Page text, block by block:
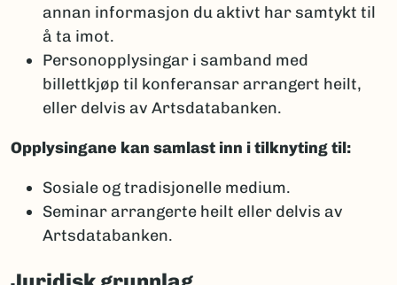
annan informasjon du aktivt har samtykt til
å ta imot.
Personopplysingar i samband med
billettkjøp til konferansar arrangert heilt,
eller delvis av Artsdatabanken.​
Opplysingane kan samlast inn i tilknyting til:
Sosiale og tradisjonelle medium.
Seminar arrangerte heilt eller delvis av
Artsdatabanken.